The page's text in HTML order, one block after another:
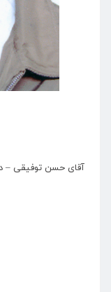
آقای حسن توفیقی –